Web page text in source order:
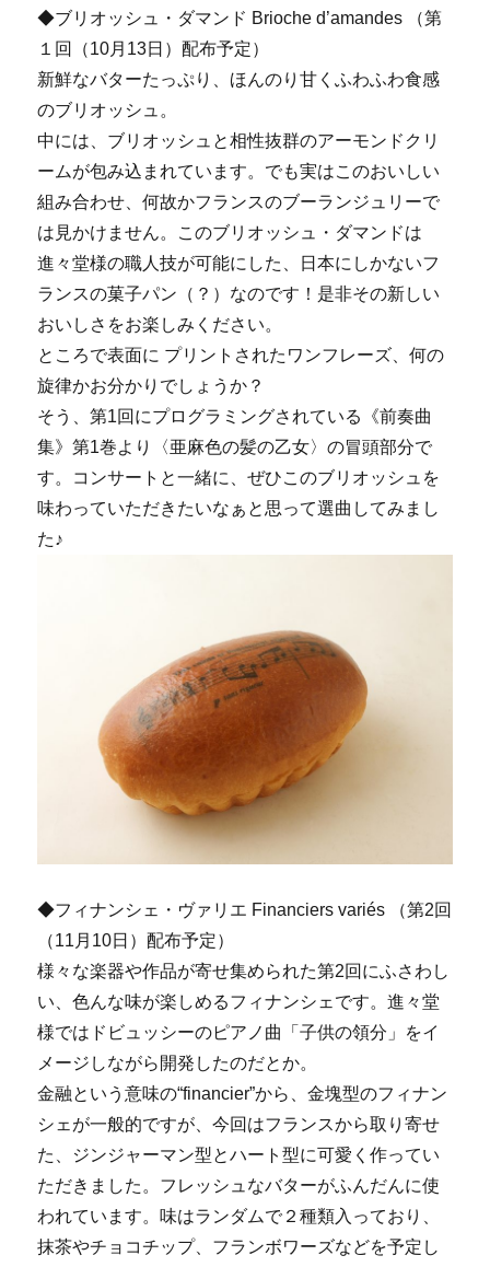
◆ブリオッシュ・ダマンド Brioche d’amandes （第
１回（10月13日）配布予定）
新鮮なバターたっぷり、ほんのり甘くふわふわ食感
のブリオッシュ。
中には、ブリオッシュと相性抜群のアーモンドクリ
ームが包み込まれています。でも実はこのおいしい
組み合わせ、何故かフランスのブーランジュリーで
は見かけません。このブリオッシュ・ダマンドは
進々堂様の職人技が可能にした、日本にしかないフ
ランスの菓子パン（？）なのです！是非その新しい
おいしさをお楽しみください。
ところで表面に プリントされたワンフレーズ、何の
旋律かお分かりでしょうか？
そう、第1回にプログラミングされている《前奏曲
集》第1巻より〈亜麻色の髪の乙女〉の冒頭部分で
す。コンサートと一緒に、ぜひこのブリオッシュを
味わっていただきたいなぁと思って選曲してみまし
た♪
◆フィナンシェ・ヴァリエ Financiers variés （第2回
（11月10日）配布予定）
様々な楽器や作品が寄せ集められた第2回にふさわし
い、色んな味が楽しめるフィナンシェです。進々堂
様ではドビュッシーのピアノ曲「子供の領分」をイ
メージしながら開発したのだとか。
金融という意味の“financier”から、金塊型のフィナン
シェが一般的ですが、今回はフランスから取り寄せ
た、ジンジャーマン型とハート型に可愛く作ってい
ただきました。フレッシュなバターがふんだんに使
われています。味はランダムで２種類入っており、
抹茶やチョコチップ、フランボワーズなどを予定し